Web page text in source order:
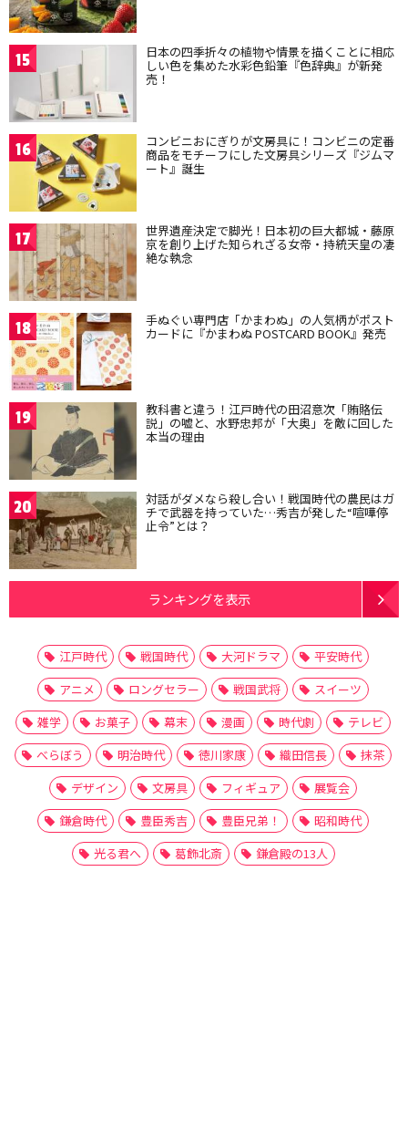
15 日本の四季折々の植物や情景を描くことに相応
しい色を集めた水彩色鉛筆『色辞典』が新発
売！
16 コンビニおにぎりが文房具に！コンビニの定番
商品をモチーフにした文房具シリーズ『ジムマ
ート』誕生
17 世界遺産決定で脚光！日本初の巨大都城・藤原
京を創り上げた知られざる女帝・持統天皇の凄
絶な執念
18 手ぬぐい専門店「かまわぬ」の人気柄がポスト
カードに『かまわぬ POSTCARD BOOK』発売
19 教科書と違う！江戸時代の田沼意次「賄賂伝
説」の嘘と、水野忠邦が「大奥」を敵に回した
本当の理由
20 対話がダメなら殺し合い！戦国時代の農民はガ
チで武器を持っていた…秀吉が発した“喧嘩停
止令”とは？
ランキングを表示
江戸時代 戦国時代 大河ドラマ
平安時代
アニメ
ロングセラー 戦国武将
スイーツ
雑学
お菓子 幕末 漫画 時代劇
テレビ
べらぼう
明治時代 徳川家康 織田信長
抹茶
デザイン
文房具 フィギュア
展覧会
鎌倉時代
豊臣秀吉 豊臣兄弟！
昭和時代
光る君へ
葛飾北斎 鎌倉殿の13人